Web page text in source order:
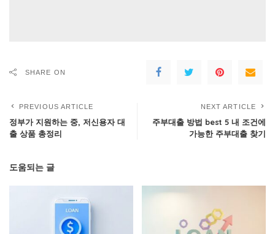
SHARE ON
PREVIOUS ARTICLE
정부가 지원하는 중, 저신용자 대
출 상품 총정리
NEXT ARTICLE
주부대출 방법 best 5 내 조건에
가능한 주부대출 찾기
도움되는 글